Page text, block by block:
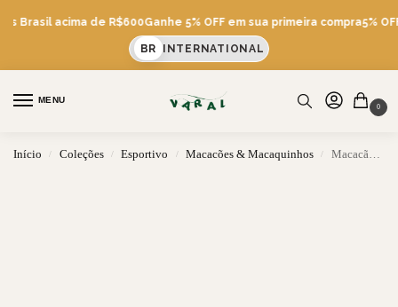
Brasil acima de R$600Ganhe 5% OFF em sua primeira compra5%
BR INTERNATIONAL
MENU
0
Início / Coleções / Esportivo / Macacões & Macaquinhos / Macacão Compress Decote Frente Cruzado